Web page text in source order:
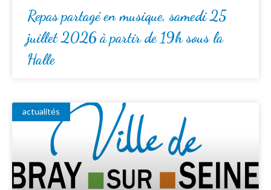
Repas partagé en musique, samedi 25
juillet 2026 à partir de 19h sous la
Halle
actualités